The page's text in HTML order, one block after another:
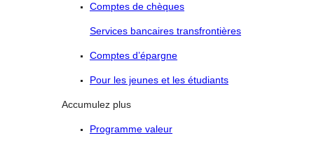
Comptes de chèques
Services bancaires transfrontières
Comptes d’épargne
Pour les jeunes et les étudiants
Accumulez plus
Programme valeur